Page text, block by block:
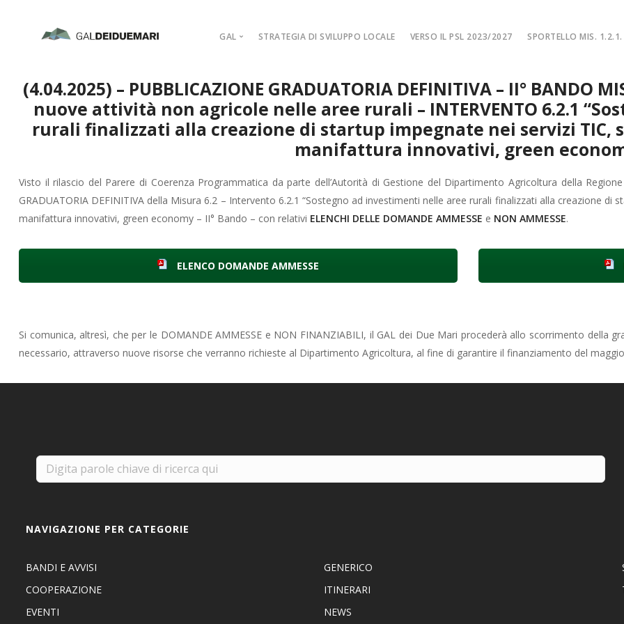
GAL
MISSION
MARCHIO D’AREA
PIANO DI AZIONE LOCALE
ORGANIGRAMMA
REGOLAMENTI
ADERISCI
STRATEGIA DI SVILUPPO LOCALE VERSO IL PSL 2023/2027 SPORTELLO MIS. 1.2.1.
SPORTELLO
MISURA 1.2.1. –
MISURA 1.2.1.
MISURA 1.2.1. –
Misura 1.2.1. –
Misura 1.2.1. –
(4.04.2025) – PUBBLICAZIONE GRADUATORIA DEFINITIVA – II° BANDO
nuove attività non agricole nelle aree rurali – INTERVENTO 6.2.1
rurali finalizzati alla creazione di startup impegnate nei servizi TIC,
manifattura innovativi, green
Visto il rilascio del Parere di Coerenza Programmatica da parte dell’Autorità di Gestione del Dipartimento Agricoltura della
GRADUATORIA DEFINITIVA della Misura 6.2 – Intervento 6.2.1 “Sostegno ad investimenti nelle aree rurali finalizzati alla creazione
manifattura innovativi, green economy – II° Bando – con relativi ELENCHI DELLE DOMANDE AMMESSE e NON AMMESSE.
ELENCO DOMANDE AMMESSE
Si comunica, altresì, che per le DOMANDE AMMESSE e NON FINANZIABILI, il GAL dei Due Mari procederà allo scorrimento della
necessario, attraverso nuove risorse che verranno richieste al Dipartimento Agricoltura, al fine di garantire il finanziamento del
NAVIGAZIONE PER CATEGORIE
BANDI E AVVISI
COOPERAZIONE
EVENTI
GENERICO
ITINERARI
NEWS